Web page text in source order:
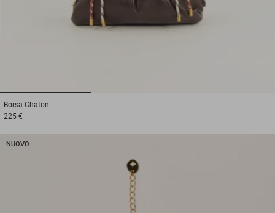
Borsa Chaton
225 €
NUOVO